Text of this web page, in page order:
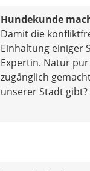
Hundekunde
Damit die
Einhaltung einiger
Expertin. Natur
zugänglich
unserer Stadt gibt?